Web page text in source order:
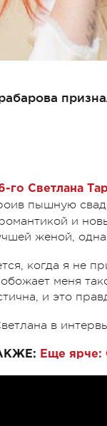
го Светлана
пышную
и
женой,
когда я не
меня
и это
в
Еще ярче: